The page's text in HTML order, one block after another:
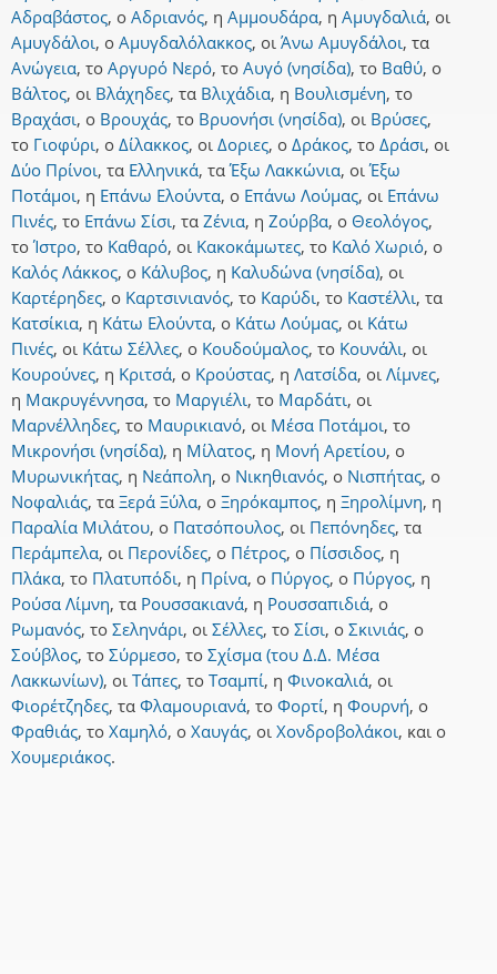
Αδραβάστος, ο Αδριανός, η Αμμουδάρα, η Αμυγδαλιά, οι
Αμυγδάλοι, ο Αμυγδαλόλακκος, οι Άνω Αμυγδάλοι, τα
Ανώγεια, το Αργυρό Νερό, το Αυγό (νησίδα), το Βαθύ, ο
Βάλτος, οι Βλάχηδες, τα Βλιχάδια, η Βουλισμένη, το
Βραχάσι, ο Βρουχάς, το Βρυονήσι (νησίδα), οι Βρύσες,
το Γιοφύρι, ο Δίλακκος, οι Δοριες, ο Δράκος, το Δράσι, οι
Δύο Πρίνοι, τα Ελληνικά, τα Έξω Λακκώνια, οι Έξω
Ποτάμοι, η Επάνω Ελούντα, ο Επάνω Λούμας, οι Επάνω
Πινές, το Επάνω Σίσι, τα Ζένια, η Ζούρβα, ο Θεολόγος,
το Ίστρο, το Καθαρό, οι Κακοκάμωτες, το Καλό Χωριό, ο
Καλός Λάκκος, ο Κάλυβος, η Καλυδώνα (νησίδα), οι
Καρτέρηδες, ο Καρτσινιανός, το Καρύδι, το Καστέλλι, τα
Κατσίκια, η Κάτω Ελούντα, ο Κάτω Λούμας, οι Κάτω
Πινές, οι Κάτω Σέλλες, ο Κουδούμαλος, το Κουνάλι, οι
Κουρούνες, η Κριτσά, ο Κρούστας, η Λατσίδα, οι Λίμνες,
η Μακρυγέννησα, το Μαργιέλι, το Μαρδάτι, οι
Μαρνέλληδες, το Μαυρικιανό, οι Μέσα Ποτάμοι, το
Μικρονήσι (νησίδα), η Μίλατος, η Μονή Αρετίου, ο
Μυρωνικήτας, η Νεάπολη, ο Νικηθιανός, ο Νισπήτας, ο
Νοφαλιάς, τα Ξερά Ξύλα, ο Ξηρόκαμπος, η Ξηρολίμνη, η
Παραλία Μιλάτου, ο Πατσόπουλος, οι Πεπόνηδες, τα
Περάμπελα, οι Περονίδες, ο Πέτρος, ο Πίσσιδος, η
Πλάκα, το Πλατυπόδι, η Πρίνα, ο Πύργος, ο Πύργος, η
Ρούσα Λίμνη, τα Ρουσσακιανά, η Ρουσσαπιδιά, ο
Ρωμανός, το Σεληνάρι, οι Σέλλες, το Σίσι, ο Σκινιάς, ο
Σούβλος, το Σύρμεσο, το Σχίσμα (του Δ.Δ. Μέσα
Λακκωνίων), οι Τάπες, το Τσαμπί, η Φινοκαλιά, οι
Φιορέτζηδες, τα Φλαμουριανά, το Φορτί, η Φουρνή, ο
Φραθιάς, το Χαμηλό, ο Χαυγάς, οι Χονδροβολάκοι, και ο
Χουμεριάκος.